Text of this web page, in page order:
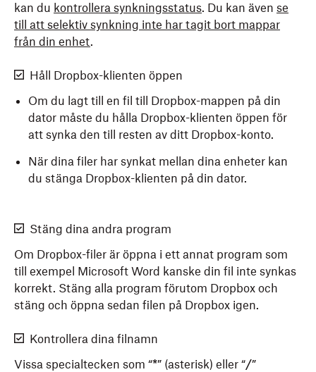
kan du kontrollera synkningsstatus. Du kan även se
till att selektiv synkning inte har tagit bort mappar
från din enhet.
Håll Dropbox-klienten öppen
Om du lagt till en fil till Dropbox-mappen på din
dator måste du hålla Dropbox-klienten öppen för
att synka den till resten av ditt Dropbox-konto.
När dina filer har synkat mellan dina enheter kan
du stänga Dropbox-klienten på din dator.
Stäng dina andra program
Om Dropbox-filer är öppna i ett annat program som
till exempel Microsoft Word kanske din fil inte synkas
korrekt. Stäng alla program förutom Dropbox och
stäng och öppna sedan filen på Dropbox igen.
Kontrollera dina filnamn
Vissa specialtecken som “*” (asterisk) eller “/”